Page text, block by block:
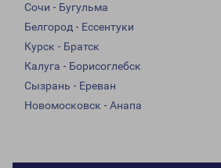
Сочи - Бугульма
Белгород - Ессентуки
Курск - Братск
Калуга - Борисоглебск
Сызрань - Ереван
Новомосковск - Анапа